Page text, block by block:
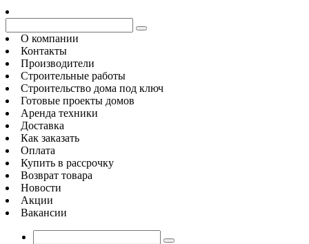
О компании
Контакты
Производители
Строительные работы
Строительство дома под ключ
Готовые проекты домов
Аренда техники
Доставка
Как заказать
Оплата
Купить в рассрочку
Возврат товара
Новости
Акции
Вакансии